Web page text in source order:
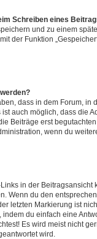
Schreiben eines
und zu einem
der Funktion
dass in dem Forum, in
auch möglich, dass die
Beiträge erst
wenn du
in der
Wenn du den
letzten Markierung ist
du einfach eine
Es wird meist nicht
wird.